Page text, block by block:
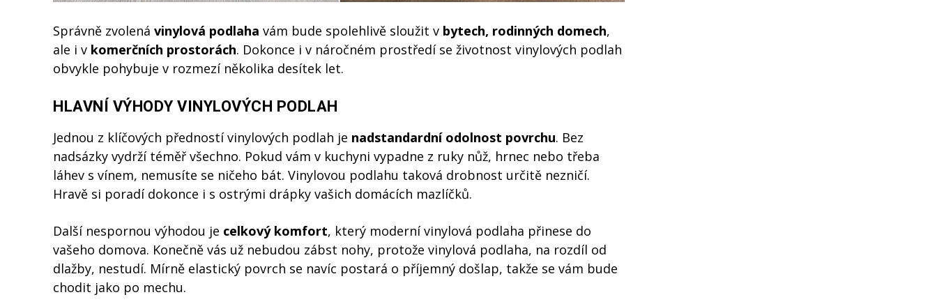
Správně zvolená vinylová podlaha vám bude spolehlivě sloužit v bytech, rodinných domech,
ale i v komerčních prostorách. Dokonce i v náročném prostředí se životnost vinylových podlah
obvykle pohybuje v rozmezí několika desítek let.
HLAVNÍ VÝHODY VINYLOVÝCH PODLAH
Jednou z klíčových předností vinylových podlah je nadstandardní odolnost povrchu. Bez
nadsázky vydrží téměř všechno. Pokud vám v kuchyni vypadne z ruky nůž, hrnec nebo třeba
láhev s vínem, nemusíte se ničeho bát. Vinylovou podlahu taková drobnost určitě nezničí.
Hravě si poradí dokonce i s ostrými drápky vašich domácích mazlíčků.
Další nespornou výhodou je celkový komfort, který moderní vinylová podlaha přinese do
vašeho domova. Konečně vás už nebudou zábst nohy, protože vinylová podlaha, na rozdíl od
dlažby, nestudí. Mírně elastický povrch se navíc postará o příjemný došlap, takže se vám bude
chodit jako po mechu.